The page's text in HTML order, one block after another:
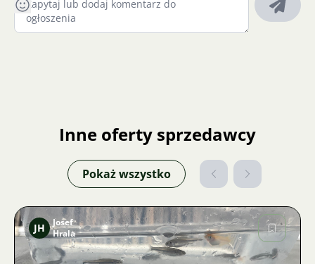
Inne oferty sprzedawcy
Pokaż wszystko
JH
Josef
Hrala